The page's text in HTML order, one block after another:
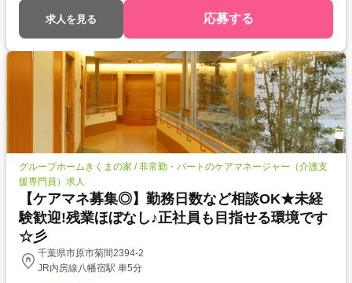
求人を見る 応募する
グループホームきくまの家 / 非常勤・パートのケアマネージャー（介護支
援専門員）求人
【ケアマネ募集◎】勤務日数など相談OK★未経
験歓迎!残業ほぼなし♪正社員も目指せる環境です
☆彡
千葉県市原市菊間2394-2
JR内房線八幡宿駅 車5分